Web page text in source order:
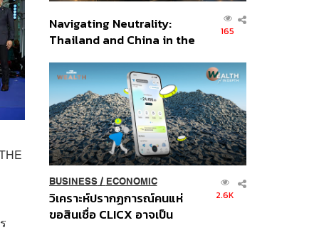
Navigating Neutrality:
Thailand and China in the
Order
165
BUSINESS/ ECONOMIC
วิเคราะห์ปรากฏการณ์คนแห่
ขอสินเชื่อ CLICX อาจเป็น
2.6K